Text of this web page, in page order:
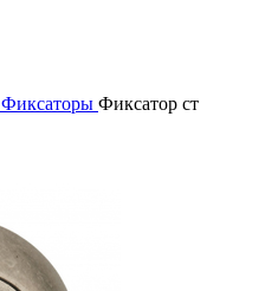
Фиксаторы Фиксатор ст